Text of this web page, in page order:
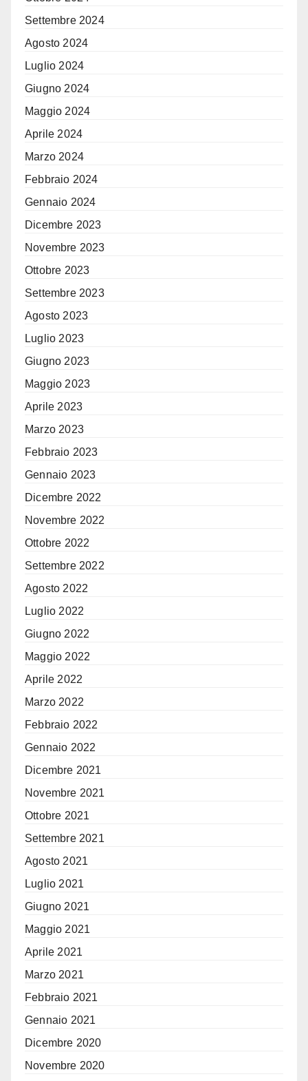
Settembre 2024
Agosto 2024
Luglio 2024
Giugno 2024
Maggio 2024
Aprile 2024
Marzo 2024
Febbraio 2024
Gennaio 2024
Dicembre 2023
Novembre 2023
Ottobre 2023
Settembre 2023
Agosto 2023
Luglio 2023
Giugno 2023
Maggio 2023
Aprile 2023
Marzo 2023
Febbraio 2023
Gennaio 2023
Dicembre 2022
Novembre 2022
Ottobre 2022
Settembre 2022
Agosto 2022
Luglio 2022
Giugno 2022
Maggio 2022
Aprile 2022
Marzo 2022
Febbraio 2022
Gennaio 2022
Dicembre 2021
Novembre 2021
Ottobre 2021
Settembre 2021
Agosto 2021
Luglio 2021
Giugno 2021
Maggio 2021
Aprile 2021
Marzo 2021
Febbraio 2021
Gennaio 2021
Dicembre 2020
Novembre 2020